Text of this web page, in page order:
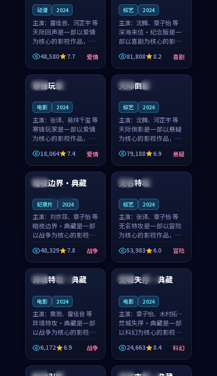
动漫 2024
主演： 雷佳音、河正宇 等
天际回声是一部以爱情
为核心的影视作品，围
绕危机、反转与人物成
长展开，整体节奏紧
凑，值得推荐观看。
48,580 7.7 爱情
综艺 2024
主演： 沈腾、章子怡 等
深海来信·纪念版是一
部以喜剧为核心的影视
作品，围绕危机、反转
与人物成长展开，整体
节奏紧凑，值得推荐观
看。
81,808 8.2 喜剧
中国 院线
寒锋玩家
电影 2024
主演： 张译、易烊千玺 等
寒锋玩家是一部以爱情
为核心的影视作品，围
绕危机、反转与人物成
长展开，整体节奏紧
凑，值得推荐观看。
18,064 7.4 爱情
韩国 院线
天际倒影
综艺 2024
主演： 沈腾、河正宇 等
天际倒影是一部以悬疑
为核心的影视作品，围
绕危机、反转与人物成
长展开，整体节奏紧
凑，值得推荐观看。
79,188 6.9 悬疑
中国
暗夜边界·典藏
纪录片 2024
主演： 刘亦菲、章子怡 等
暗夜边界·典藏是一部
以战争为核心的影视作
品，围绕危机、反转与
人物成长展开，整体节
奏紧凑，值得推荐观
看。
48,329 7.8 战争
泰国 高分
无名特攻
综艺 2024
主演： 张译、章子怡 等
无名特攻是一部以冒险
为核心的影视作品，围
绕危机、反转与人物成
长展开，整体节奏紧
凑，值得推荐观看。
53,983 6.0 冒险
韩国 完结
异境特攻·典藏
电影 2024
主演： 黄渤、雷佳音 等
异境特攻·典藏是一部
以战争为核心的影视作
品，围绕危机、反转与
人物成长展开，整体节
奏紧凑，值得推荐观
看。
6,172 6.9 战争
泰国 杜比
焚城失序·典藏
电影 2024
主演： 章子怡、木村拓哉
等
焚城失序·典藏是一部
以科幻为核心的影视作
品，围绕危机、反转与
人物成长展开，整体节
奏紧凑，值得推荐观
看。
24,663 8.4 科幻